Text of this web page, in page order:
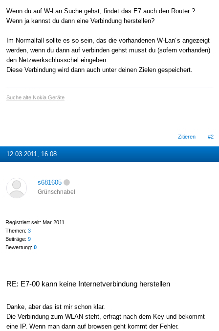
Wenn du auf W-Lan Suche gehst, findet das E7 auch den Router ?
Wenn ja kannst du dann eine Verbindung herstellen?
Im Normalfall sollte es so sein, das die vorhandenen W-Lan´s angezeigt
werden, wenn du dann auf verbinden gehst musst du (sofern vorhanden)
den Netzwerkschlüsschel eingeben.
Diese Verbindung wird dann auch unter deinen Zielen gespeichert.
Suche alte Nokia Geräte
Zitieren #2
12.03.2011, 16:08
s681605
Grünschnabel
Registriert seit: Mar 2011
Themen: 3
Beiträge: 9
Bewertung: 0
RE: E7-00 kann keine Internetverbindung herstellen
Danke, aber das ist mir schon klar.
Die Verbindung zum WLAN steht, erfragt nach dem Key und bekommt
eine IP. Wenn man dann auf browsen geht kommt der Fehler.